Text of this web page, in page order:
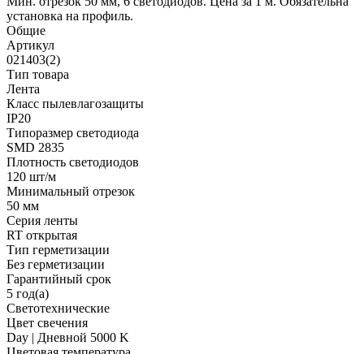
установка на профиль.
Общие
Артикул
021403(2)
Тип товара
Лента
Класс пылевлагозащиты
IP20
Типоразмер светодиода
SMD 2835
Плотность светодиодов
120 шт/м
Минимальный отрезок
50 мм
Серия ленты
RT открытая
Тип герметизации
Без герметизации
Гарантийный срок
5 год(а)
Светотехнические
Цвет свечения
Day | Дневной 5000 K